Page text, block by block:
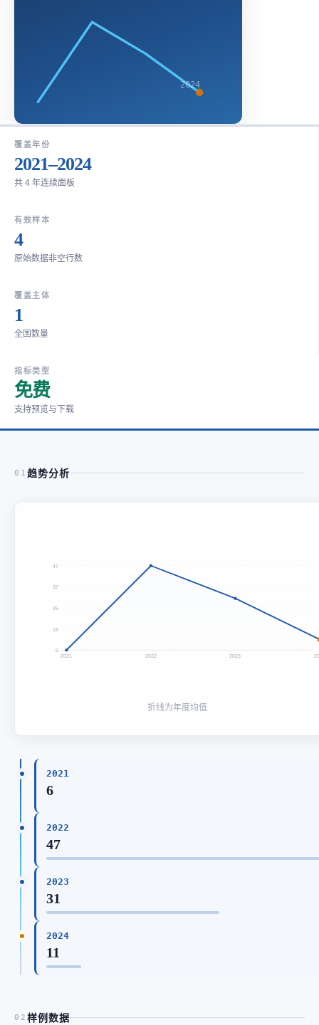
2024
覆盖年份
2021–2024
共 4 年连续面板
有效样本
4
原始数据非空行数
覆盖主体
1
全国数量
指标类型
免费
支持预览与下载
01 趋势分析
47
37
26
16
6
2021 2022 2023
折线为年度均值
2021
6
2022
47
2023
31
2024
11
02 样例数据